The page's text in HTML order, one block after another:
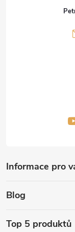
Informace pro
Blog
Top 5 produktů